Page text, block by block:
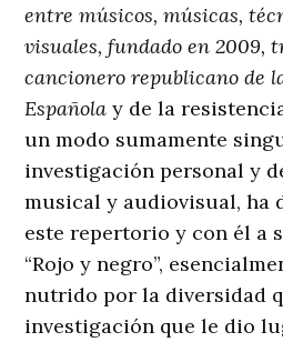
entre músicos, músicas,
visuales, fundado en 2009,
cancionero republicano de
Española y de la
un modo sumamente
investigación personal y
musical y audiovisual, ha
este repertorio y con él a
“Rojo y negro”,
nutrido por la diversidad
investigación que le dio